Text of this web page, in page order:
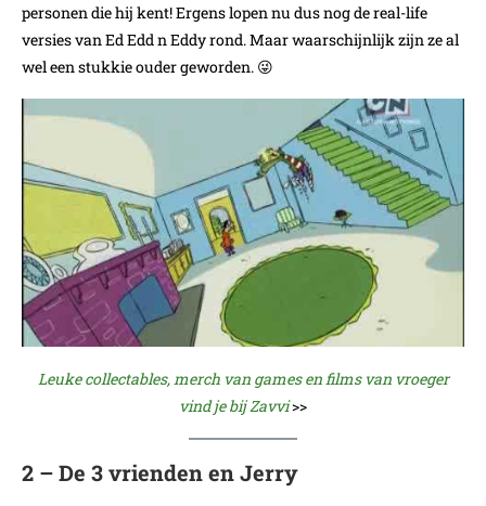
personen die hij kent! Ergens lopen nu dus nog de real-life
versies van Ed Edd n Eddy rond. Maar waarschijnlijk zijn ze al
wel een stukkie ouder geworden. 😜
Leuke collectables, merch van games en films van vroeger
vind je bij Zavvi>>
2 – De 3 vrienden en Jerry